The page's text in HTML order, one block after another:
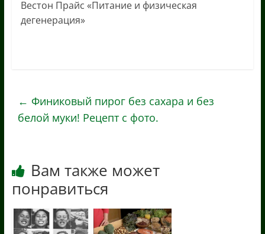
Вестон Прайс «Питание и физическая
дегенерация»
← Финиковый пирог без сахара и без
белой муки! Рецепт с фото.
Вам также может
понравиться